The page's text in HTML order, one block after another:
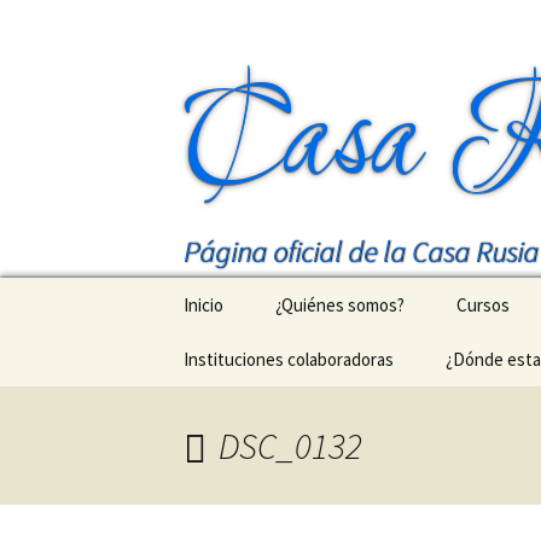
Casa
Página oficial de la Casa
Saltar
contenido
Inicio ¿Quiénes somos? Cursos
Nuestro
Instituciones colaboradoras ¿Dónde
DSC_0132